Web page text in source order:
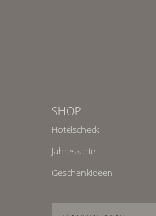
SHOP
Hotelscheck
Jahreskarte
Geschenkideen